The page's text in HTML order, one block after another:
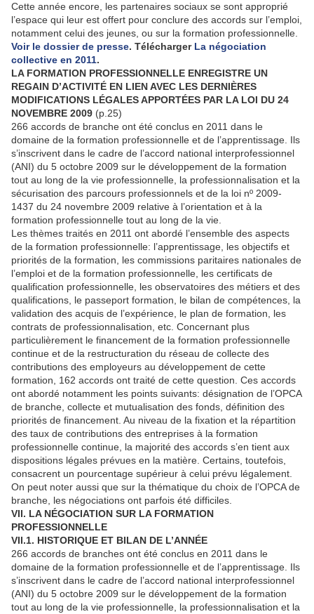
Cette année encore, les partenaires sociaux se sont approprié
l’espace qui leur est offert pour conclure des accords sur l’emploi,
notamment celui des jeunes, ou sur la formation professionnelle.
Voir le dossier de presse. Télécharger La négociation
collective en 2011.
LA FORMATION PROFESSIONNELLE ENREGISTRE UN
REGAIN D’ACTIVITÉ EN LIEN AVEC LES DERNIÈRES
MODIFICATIONS LÉGALES APPORTÉES PAR LA LOI DU 24
NOVEMBRE 2009 (p.25)
266 accords de branche ont été conclus en 2011 dans le
domaine de la formation professionnelle et de l’apprentissage. Ils
s’inscrivent dans le cadre de l’accord national interprofessionnel
(ANI) du 5 octobre 2009 sur le développement de la formation
tout au long de la vie professionnelle, la professionnalisation et la
sécurisation des parcours professionnels et de la loi nº 2009-
1437 du 24 novembre 2009 relative à l’orientation et à la
formation professionnelle tout au long de la vie.
Les thèmes traités en 2011 ont abordé l’ensemble des aspects
de la formation professionnelle: l’apprentissage, les objectifs et
priorités de la formation, les commissions paritaires nationales de
l’emploi et de la formation professionnelle, les certificats de
qualification professionnelle, les observatoires des métiers et des
qualifications, le passeport formation, le bilan de compétences, la
validation des acquis de l’expérience, le plan de formation, les
contrats de professionnalisation, etc. Concernant plus
particulièrement le financement de la formation professionnelle
continue et de la restructuration du réseau de collecte des
contributions des employeurs au développement de cette
formation, 162 accords ont traité de cette question. Ces accords
ont abordé notamment les points suivants: désignation de l’OPCA
de branche, collecte et mutualisation des fonds, définition des
priorités de financement. Au niveau de la fixation et la répartition
des taux de contributions des entreprises à la formation
professionnelle continue, la majorité des accords s’en tient aux
dispositions légales prévues en la matière. Certains, toutefois,
consacrent un pourcentage supérieur à celui prévu légalement.
On peut noter aussi que sur la thématique du choix de l’OPCA de
branche, les négociations ont parfois été difficiles.
VII. LA NÉGOCIATION SUR LA FORMATION
PROFESSIONNELLE
VII.1. HISTORIQUE ET BILAN DE L’ANNÉE
266 accords de branches ont été conclus en 2011 dans le
domaine de la formation professionnelle et de l’apprentissage. Ils
s’inscrivent dans le cadre de l’accord national interprofessionnel
(ANI) du 5 octobre 2009 sur le développement de la formation
tout au long de la vie professionnelle, la professionnalisation et la